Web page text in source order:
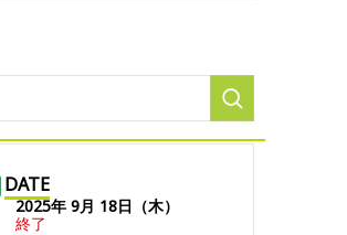
DATE
2025年 9月 18日（木）
終了